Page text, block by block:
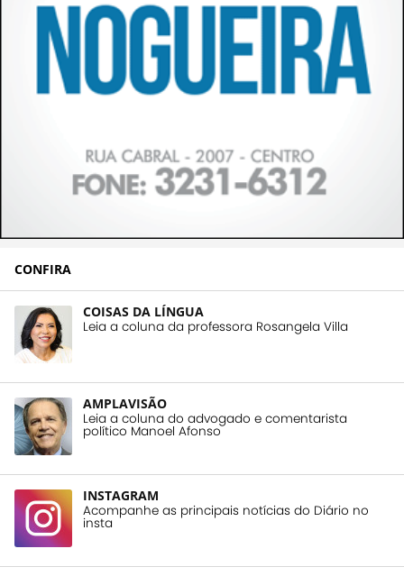
CONFIRA
COISAS DA LÍNGUA
Leia a coluna da professora Rosangela Villa
AMPLAVISÃO
Leia a coluna do advogado e comentarista
político Manoel Afonso
INSTAGRAM
Acompanhe as principais notícias do Diário no
insta